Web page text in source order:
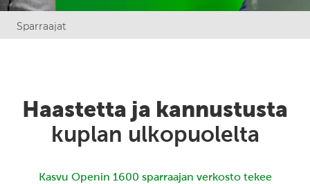
Sparraajat
Haastetta ja kannustusta
kuplan ulkopuolelta
Kasvu Openin 1600 sparraajan verkosto tekee